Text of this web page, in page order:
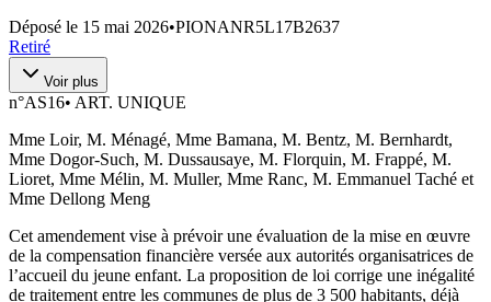
Déposé le 15 mai 2026•PIONANR5L17B2637
Retiré
Voir plus
n°AS16• ART. UNIQUE
Mme Loir, M. Ménagé, Mme Bamana, M. Bentz, M. Bernhardt,
Mme Dogor-Such, M. Dussausaye, M. Florquin, M. Frappé, M.
Lioret, Mme Mélin, M. Muller, Mme Ranc, M. Emmanuel Taché et
Mme Dellong Meng
Cet amendement vise à prévoir une évaluation de la mise en œuvre
de la compensation financière versée aux autorités organisatrices de
l’accueil du jeune enfant. La proposition de loi corrige une inégalité
de traitement entre les communes de plus de 3 500 habitants, déjà